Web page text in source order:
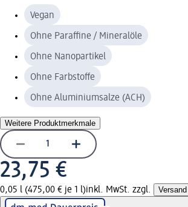
Vegan
Ohne Paraffine / Mineralöle
Ohne Nanopartikel
Ohne Farbstoffe
Ohne Aluminiumsalze (ACH)
Weitere Produktmerkmale
23,75 €
0,05 l (475,00 € je 1 l)inkl. MwSt. zzgl. Versand